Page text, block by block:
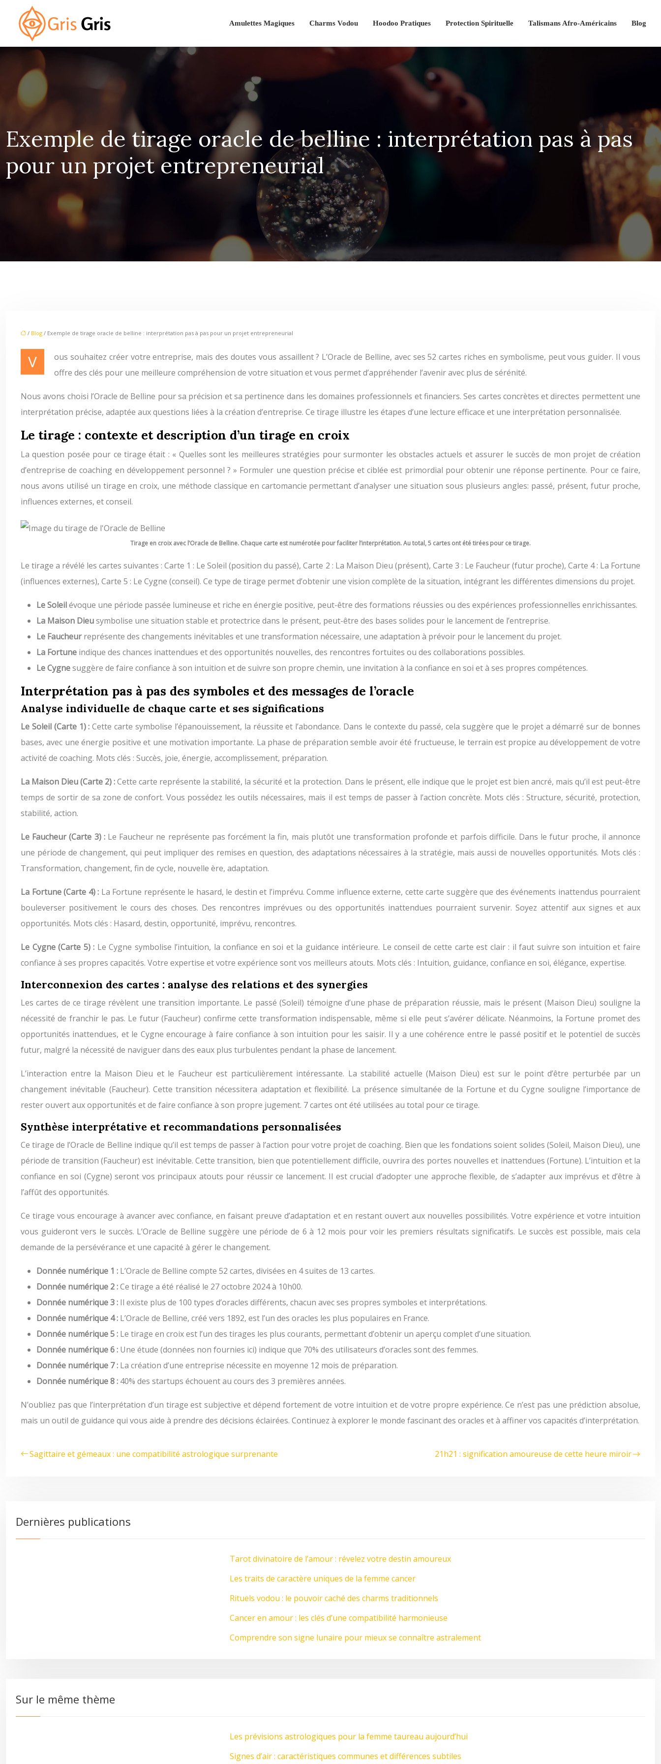
Amulettes Magiques Charms Vodou Hoodoo Pratiques Protection Spirituelle Talismans Afro-Américains Blog
Exemple de tirage oracle de belline : interprétation pas à pas
pour un projet entrepreneurial
/ Blog / Exemple de tirage oracle de belline : interprétation pas à pas pour un projet entrepreneurial
Vous souhaitez créer votre entreprise, mais des doutes vous assaillent ? L’Oracle de Belline, avec ses 52 cartes riches en symbolisme, peut vous guider. Il vous
offre des clés pour une meilleure compréhension de votre situation et vous permet d’appréhender l’avenir avec plus de sérénité.
Nous avons choisi l’Oracle de Belline pour sa précision et sa pertinence dans les domaines professionnels et financiers. Ses cartes concrètes et directes permettent une
interprétation précise, adaptée aux questions liées à la création d’entreprise. Ce tirage illustre les étapes d’une lecture efficace et une interprétation personnalisée.
Le tirage : contexte et description d’un tirage en croix
La question posée pour ce tirage était : « Quelles sont les meilleures stratégies pour surmonter les obstacles actuels et assurer le succès de mon projet de création
d’entreprise de coaching en développement personnel ? » Formuler une question précise et ciblée est primordial pour obtenir une réponse pertinente. Pour ce faire,
nous avons utilisé un tirage en croix, une méthode classique en cartomancie permettant d’analyser une situation sous plusieurs angles: passé, présent, futur proche,
influences externes, et conseil.
Tirage en croix avec l’Oracle de Belline. Chaque carte est numérotée pour faciliter l’interprétation. Au total, 5 cartes ont été tirées pour ce tirage.
Le tirage a révélé les cartes suivantes : Carte 1 : Le Soleil (position du passé), Carte 2 : La Maison Dieu (présent), Carte 3 : Le Faucheur (futur proche), Carte 4 : La Fortune
(influences externes), Carte 5 : Le Cygne (conseil). Ce type de tirage permet d’obtenir une vision complète de la situation, intégrant les différentes dimensions du projet.
Le Soleilévoque une période passée lumineuse et riche en énergie positive, peut-être des formations réussies ou des expériences professionnelles enrichissantes.
La Maison Dieusymbolise une situation stable et protectrice dans le présent, peut-être des bases solides pour le lancement de l’entreprise.
Le Faucheurreprésente des changements inévitables et une transformation nécessaire, une adaptation à prévoir pour le lancement du projet.
La Fortune indique des chances inattendues et des opportunités nouvelles, des rencontres fortuites ou des collaborations possibles.
Le Cygnesuggère de faire confiance à son intuition et de suivre son propre chemin, une invitation à la confiance en soi et à ses propres compétences.
Interprétation pas à pas des symboles et des messages de l’oracle
Analyse individuelle de chaque carte et ses significations
Le Soleil (Carte 1) :Cette carte symbolise l’épanouissement, la réussite et l’abondance. Dans le contexte du passé, cela suggère que le projet a démarré sur de bonnes
bases, avec une énergie positive et une motivation importante. La phase de préparation semble avoir été fructueuse, le terrain est propice au développement de votre
activité de coaching. Mots clés : Succès, joie, énergie, accomplissement, préparation.
La Maison Dieu (Carte 2) :Cette carte représente la stabilité, la sécurité et la protection. Dans le présent, elle indique que le projet est bien ancré, mais qu’il est peut-être
temps de sortir de sa zone de confort. Vous possédez les outils nécessaires, mais il est temps de passer à l’action concrète. Mots clés : Structure, sécurité, protection,
stabilité, action.
Le Faucheur (Carte 3) : Le Faucheur ne représente pas forcément la fin, mais plutôt une transformation profonde et parfois difficile. Dans le futur proche, il annonce
une période de changement, qui peut impliquer des remises en question, des adaptations nécessaires à la stratégie, mais aussi de nouvelles opportunités. Mots clés :
Transformation, changement, fin de cycle, nouvelle ère, adaptation.
La Fortune (Carte 4) : La Fortune représente le hasard, le destin et l’imprévu. Comme influence externe, cette carte suggère que des événements inattendus pourraient
bouleverser positivement le cours des choses. Des rencontres imprévues ou des opportunités inattendues pourraient survenir. Soyez attentif aux signes et aux
opportunités. Mots clés : Hasard, destin, opportunité, imprévu, rencontres.
Le Cygne (Carte 5) : Le Cygne symbolise l’intuition, la confiance en soi et la guidance intérieure. Le conseil de cette carte est clair : il faut suivre son intuition et faire
confiance à ses propres capacités. Votre expertise et votre expérience sont vos meilleurs atouts. Mots clés : Intuition, guidance, confiance en soi, élégance, expertise.
Interconnexion des cartes : analyse des relations et des synergies
Les cartes de ce tirage révèlent une transition importante. Le passé (Soleil) témoigne d’une phase de préparation réussie, mais le présent (Maison Dieu) souligne la
nécessité de franchir le pas. Le futur (Faucheur) confirme cette transformation indispensable, même si elle peut s’avérer délicate. Néanmoins, la Fortune promet des
opportunités inattendues, et le Cygne encourage à faire confiance à son intuition pour les saisir. Il y a une cohérence entre le passé positif et le potentiel de succès
futur, malgré la nécessité de naviguer dans des eaux plus turbulentes pendant la phase de lancement.
L’interaction entre la Maison Dieu et le Faucheur est particulièrement intéressante. La stabilité actuelle (Maison Dieu) est sur le point d’être perturbée par un
changement inévitable (Faucheur). Cette transition nécessitera adaptation et flexibilité. La présence simultanée de la Fortune et du Cygne souligne l’importance de
rester ouvert aux opportunités et de faire confiance à son propre jugement. 7 cartes ont été utilisées au total pour ce tirage.
Synthèse interprétative et recommandations personnalisées
Ce tirage de l’Oracle de Belline indique qu’il est temps de passer à l’action pour votre projet de coaching. Bien que les fondations soient solides (Soleil, Maison Dieu), une
période de transition (Faucheur) est inévitable. Cette transition, bien que potentiellement difficile, ouvrira des portes nouvelles et inattendues (Fortune). L’intuition et la
confiance en soi (Cygne) seront vos principaux atouts pour réussir ce lancement. Il est crucial d’adopter une approche flexible, de s’adapter aux imprévus et d’être à
l’affût des opportunités.
Ce tirage vous encourage à avancer avec confiance, en faisant preuve d’adaptation et en restant ouvert aux nouvelles possibilités. Votre expérience et votre intuition
vous guideront vers le succès. L’Oracle de Belline suggère une période de 6 à 12 mois pour voir les premiers résultats significatifs. Le succès est possible, mais cela
demande de la persévérance et une capacité à gérer le changement.
Donnée numérique 1 : L’Oracle de Belline compte 52 cartes, divisées en 4 suites de 13 cartes.
Donnée numérique 2 :Ce tirage a été réalisé le 27 octobre 2024 à 10h00.
Donnée numérique 3 : Il existe plus de 100 types d’oracles différents, chacun avec ses propres symboles et interprétations.
Donnée numérique 4 : L’Oracle de Belline, créé vers 1892, est l’un des oracles les plus populaires en France.
Donnée numérique 5 : Le tirage en croix est l’un des tirages les plus courants, permettant d’obtenir un aperçu complet d’une situation.
Donnée numérique 6 : Une étude (données non fournies ici) indique que 70% des utilisateurs d’oracles sont des femmes.
Donnée numérique 7 : La création d’une entreprise nécessite en moyenne 12 mois de préparation.
Donnée numérique 8 : 40% des startups échouent au cours des 3 premières années.
N’oubliez pas que l’interprétation d’un tirage est subjective et dépend fortement de votre intuition et de votre propre expérience. Ce n’est pas une prédiction absolue,
mais un outil de guidance qui vous aide à prendre des décisions éclairées. Continuez à explorer le monde fascinant des oracles et à affiner vos capacités d’interprétation.
Sagittaire et gémeaux : une compatibilité astrologique surprenante 21h21 : signification amoureuse de cette heure miroir
Dernières publications
Tarot divinatoire de l’amour : révelez votre destin amoureux
Les traits de caractère uniques de la femme cancer
Rituels vodou : le pouvoir caché des charms traditionnels
Cancer en amour : les clés d’une compatibilité harmonieuse
Comprendre son signe lunaire pour mieux se connaître astralement
Sur le même thème
Les prévisions astrologiques pour la femme taureau aujourd’hui
Signes d’air : caractéristiques communes et différences subtiles